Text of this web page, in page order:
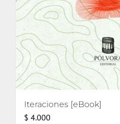
Iteraciones [eBook]
$ 4.000